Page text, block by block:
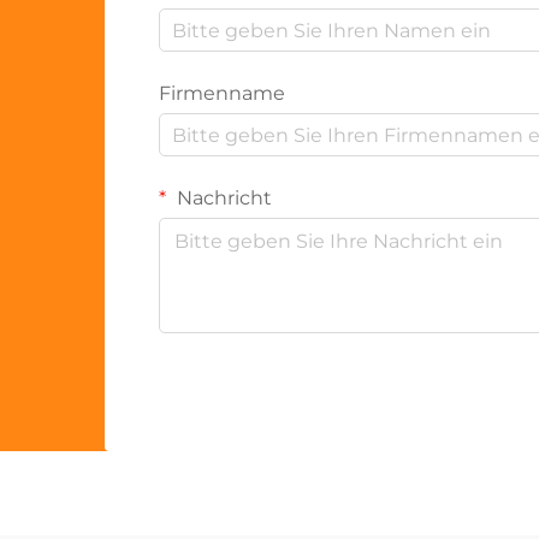
Firmenname
Nachricht